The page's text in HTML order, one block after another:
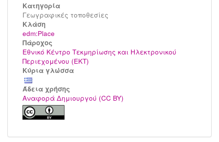
Κατηγορία
Γεωγραφικές τοποθεσίες
Kλάση
edm:Place
Πάροχος
Εθνικό Κέντρο Τεκμηρίωσης και Ηλεκτρονικού
Περιεχομένου (ΕΚΤ)
Κύρια γλώσσα
Άδεια χρήσης
Αναφορά Δημιουργού (CC BY)